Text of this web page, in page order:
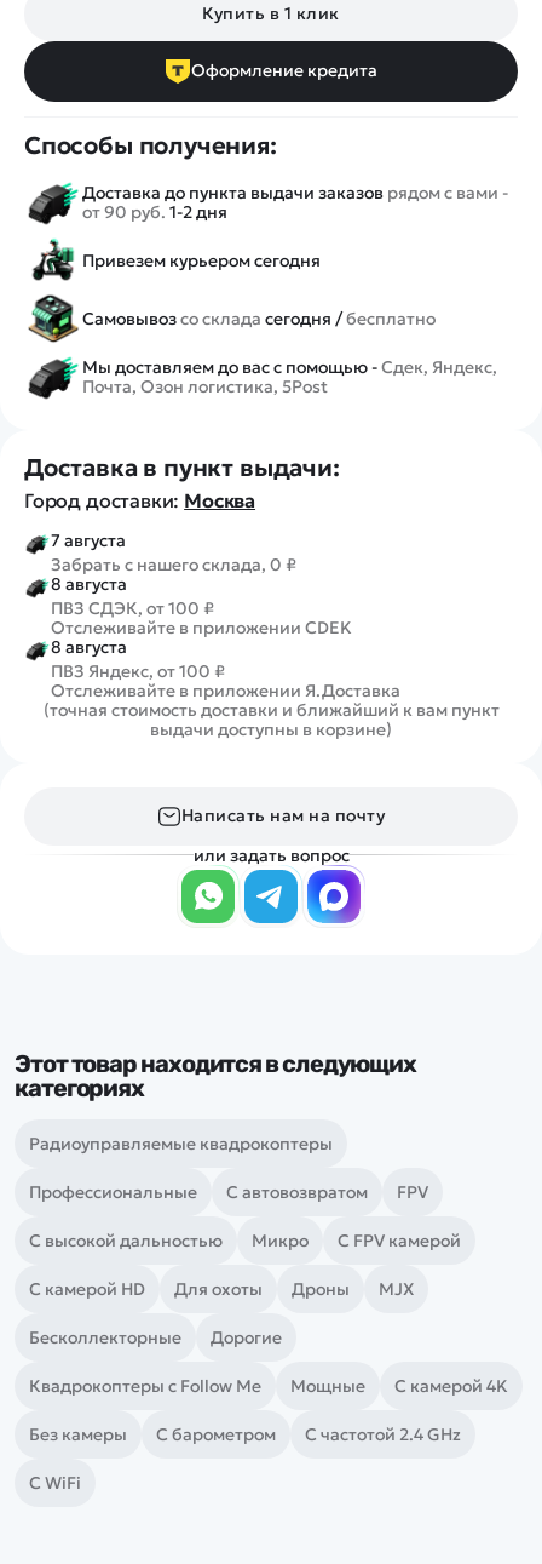
Купить в 1 клик
Оформление кредита
Способы получения:
Доставка до пункта выдачи заказов рядом с вами -
от 90 руб. 1-2 дня
Привезем курьером сегодня
Самовывозсо склада сегодня /бесплатно
Мы доставляем до вас с помощью -Сдек, Яндекс,
Почта, Озон логистика, 5Post
Доставка в пункт выдачи:
Город доставки: Москва
7 августа
Забрать с нашего склада, 0 ₽
8 августа
ПВЗ СДЭК, от 100 ₽
Отслеживайте в приложении CDEK
8 августа
ПВЗ Яндекс, от 100 ₽
Отслеживайте в приложении Я.Доставка
(точная стоимость доставки и ближайший к вам пункт
выдачи доступны в корзине)
Написать нам на почту
или задать вопрос
Этот товар находится в следующих
категориях
Радиоуправляемые квадрокоптеры
Профессиональные С автовозвратом FPV
С высокой дальностью Микро С FPV камерой
С камерой HD Для охоты Дроны MJX
Бесколлекторные Дорогие
Квадрокоптеры с Follow Me Мощные С камерой 4K
Без камеры С барометром С частотой 2.4 GHz
С WiFi